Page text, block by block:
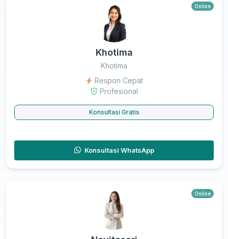
Online
Khotima
Khotima
Respon Cepat
Profesional
Konsultasi Gratis
Konsultasi WhatsApp
Online